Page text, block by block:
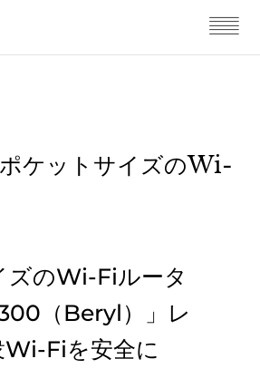
ポケットサイズのWi-
ズのWi-Fiルータ
（Beryl）」レ
Wi-Fiを安全に